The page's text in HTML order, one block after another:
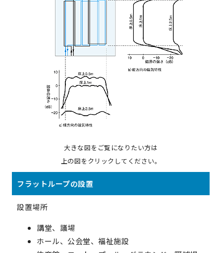
大きな図をご覧になりたい方は
上の図をクリックしてください。
フラットループの設置
設置場所
講堂、議場
ホール、公会堂、福祉施設